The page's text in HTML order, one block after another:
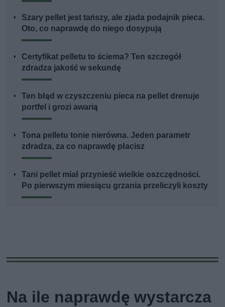
Szary pellet jest tańszy, ale zjada podajnik pieca.
Oto, co naprawdę do niego dosypują
Certyfikat pelletu to ściema? Ten szczegół
zdradza jakość w sekundę
Ten błąd w czyszczeniu pieca na pellet drenuje
portfel i grozi awarią
Tona pelletu tonie nierówna. Jeden parametr
zdradza, za co naprawdę płacisz
Tani pellet miał przynieść wielkie oszczędności.
Po pierwszym miesiącu grzania przeliczyli koszty
Na ile naprawdę wystarcza